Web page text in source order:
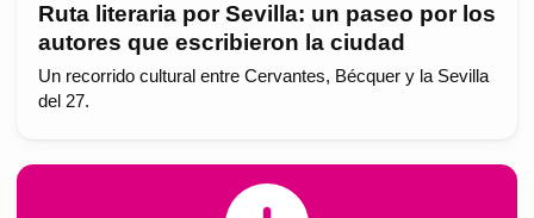
Ruta literaria por Sevilla: un paseo por los
autores que escribieron la ciudad
Un recorrido cultural entre Cervantes, Bécquer y la Sevilla
del 27.